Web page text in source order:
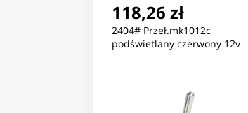
118,26 zł
2404# Przeł.mk1012c
podświetlany czerwony 12v